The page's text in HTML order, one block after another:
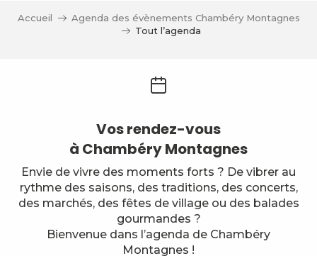
Accueil
Agenda des évènements Chambéry Montagnes
Tout l’agenda
Vos rendez-vous
à Chambéry Montagnes
Envie de vivre des moments forts ? De vibrer au
rythme des saisons, des traditions, des concerts,
des marchés, des fêtes de village ou des balades
gourmandes ?
Bienvenue dans l’agenda de Chambéry
Montagnes !